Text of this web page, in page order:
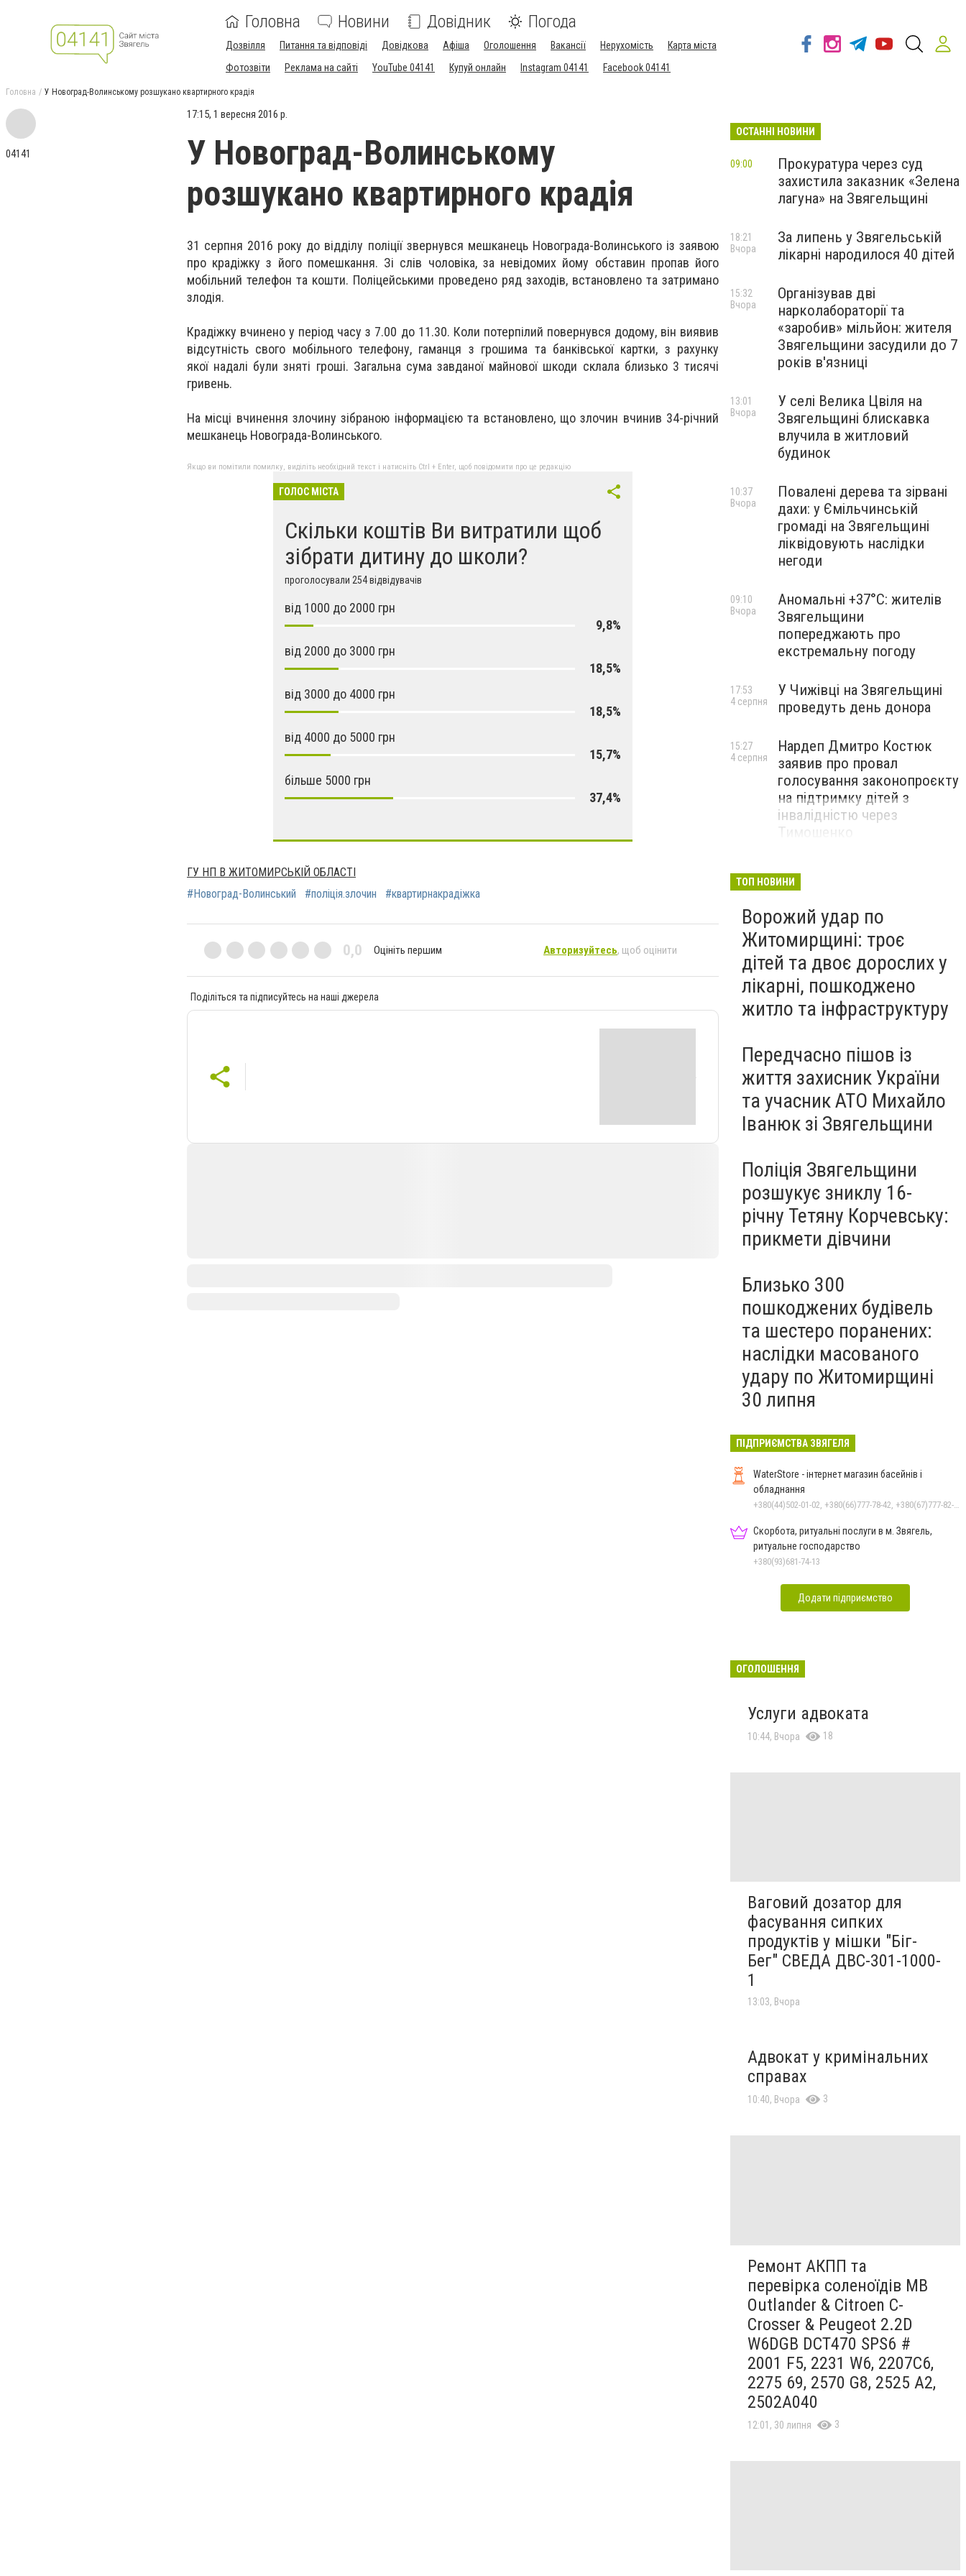
Головна Новини Довідник Погода
Дозвілля Питання та відповіді Довідкова Афіша Оголошення Вакансії Нерухомість
Карта міста
Фотозвіти
Реклама на сайті YouTube 04141 Купуй онлайн Instagram 04141 Facebook 04141
Головна У Новоград-Волинському розшукано квартирного крадія
04141
17:15, 1 вересня 2016 р.
У Новоград-Волинському
розшукано квартирного крадія
31 серпня 2016 року до відділу поліції звернувся мешканець Новограда-Волинського із заявою
про крадіжку з його помешкання. Зі слів чоловіка, за невідомих йому обставин пропав його
мобільний телефон та кошти. Поліцейськими проведено ряд заходів, встановлено та затримано
злодія.
Крадіжку вчинено у період часу з 7.00 до 11.30. Коли потерпілий повернувся додому, він виявив
відсутність свого мобільного телефону, гаманця з грошима та банківської картки, з рахунку
якої надалі були зняті гроші. Загальна сума завданої майнової шкоди склала близько 3 тисячі
гривень.
На місці вчинення злочину зібраною інформацією та встановлено, що злочин вчинив 34-річний
мешканець Новограда-Волинського.
Якщо ви помітили помилку, виділіть необхідний текст і натисніть Ctrl + Enter, щоб повідомити про це редакцію
ГОЛОС МІСТА
Скільки коштів Ви витратили щоб
зібрати дитину до школи?
проголосували 254 відвідувачів
від 1000 до 2000 грн
9,8%
від 2000 до 3000 грн
18,5%
від 3000 до 4000 грн
18,5%
від 4000 до 5000 грн
15,7%
більше 5000 грн
37,4%
ГУ НП В ЖИТОМИРСЬКІЙ ОБЛАСТІ
#Новоград-Волинський
#поліція.злочин #квартирнакрадіжка
0,0 Оцініть першим Авторизуйтесь, щоб оцінити
Поділіться та підписуйтесь на наші джерела
ОСТАННІ НОВИНИ
Прокуратура через суд
захистила заказник «Зелена
лагуна» на Звягельщині
09:00
За липень у Звягельській
лікарні народилося 40 дітей
18:21
Вчора
Організував дві
нарколабораторії та
«заробив» мільйон: жителя
Звягельщини засудили до 7
років в'язниці
15:32
Вчора
У селі Велика Цвіля на
Звягельщині блискавка
влучила в житловий
будинок
13:01
Вчора
Повалені дерева та зірвані
дахи: у Ємільчинській
громаді на Звягельщині
ліквідовують наслідки
негоди
10:37
Вчора
Аномальні +37°C: жителів
Звягельщини
попереджають про
екстремальну погоду
09:10
Вчора
У Чижівці на Звягельщині
проведуть день донора
17:53
4 серпня
Нардеп Дмитро Костюк
заявив про провал
голосування законопроєкту
на підтримку дітей з
інвалідністю через
Тимошенко
15:27
4 серпня
ТОП НОВИНИ
Ворожий удар по
Житомирщині: троє
дітей та двоє дорослих у
лікарні, пошкоджено
житло та інфраструктуру
Передчасно пішов із
життя захисник України
та учасник АТО Михайло
Іванюк зі Звягельщини
Поліція Звягельщини
розшукує зниклу 16-
річну Тетяну Корчевську:
прикмети дівчини
Близько 300
пошкоджених будівель
та шестеро поранених:
наслідки масованого
удару по Житомирщині
30 липня
ПІДПРИЄМСТВА ЗВЯГЕЛЯ
WaterStore - інтернет магазин басейнів і
обладнання
+380(44)502-01-02, +380(66)777-78-42, +380(67)777-82-19, +380(67)890-80-80, +380(73)890-80-80, +380(44)502-01-03
Скорбота, ритуальні послуги в м. Звягель,
ритуальне господарство
+380(93)681-74-13
Додати підприємство
ОГОЛОШЕННЯ
Услуги адвоката
10:44, Вчора 18
Ваговий дозатор для
фасування сипких
продуктів у мішки "Біг-
Бег" СВЕДА ДВС-301-1000-
1
13:03, Вчора
Адвокат у кримінальних
справах
10:40, Вчора 3
Ремонт АКПП та
перевірка соленоїдів MB
Outlander & Citroen C-
Crosser & Peugeot 2.2D
W6DGB DCT470 SPS6 #
2001 F5, 2231 W6, 2207C6,
2275 69, 2570 G8, 2525 A2,
2502A040
12:01, 30 липня 3